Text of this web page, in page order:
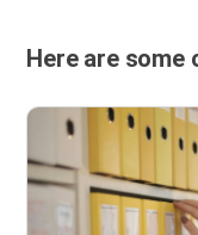
Here are